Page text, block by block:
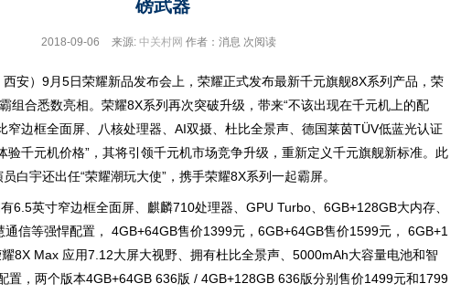
磅武器
2018-09-06 来源: 中关村网 作者：消息 次阅读
西安）9月5日荣耀新品发布会上，荣耀正式发布最新千元旗舰8X系列产品，荣
组合悉数亮相。荣耀8X系列再次突破升级，带来“不该出现在千元机上的配
窄边框全面屏、八核处理器、AI双摄、杜比全景声、德国莱茵TÜV低蓝光认证
验千元机价格”，其将引领千元机市场竞争升级，重新定义千元旗舰新标准。此
白宇还出任“荣耀潮玩大使”，携手荣耀8X系列一起霸屏。
6.5英寸窄边框全面屏、麒麟710处理器、GPU Turbo、6GB+128GB大内存、
通信等强悍配置， 4GB+64GB售价1399元，6GB+64GB售价1599元， 6GB+1
8X Max 应用7.12大屏大视野、拥有杜比全景声、5000mAh大容量电池和智
置，两个版本4GB+64GB 636版 / 4GB+128GB 636版分别售价1499元和1799